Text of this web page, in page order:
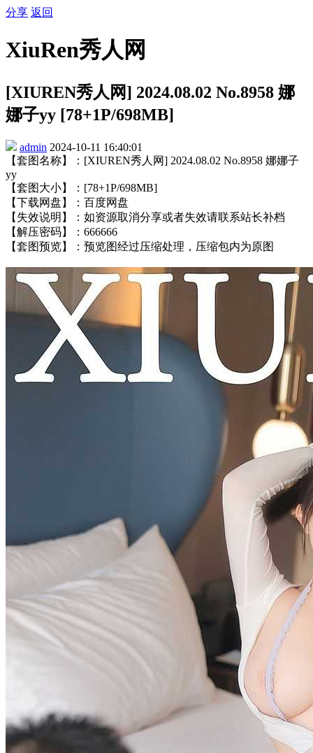
分享 返回
XiuRen秀人网
[XIUREN秀人网] 2024.08.02 No.8958 娜
娜子yy [78+1P/698MB]
admin 2024-10-11 16:40:01
【套图名称】：[XIUREN秀人网] 2024.08.02 No.8958 娜娜子
yy
【套图大小】：[78+1P/698MB]
【下载网盘】：百度网盘
【失效说明】：如资源取消分享或者失效请联系站长补档
【解压密码】：666666
【套图预览】：预览图经过压缩处理，压缩包内为原图